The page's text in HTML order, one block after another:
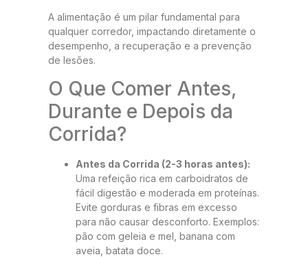
A alimentação é um pilar fundamental para
qualquer corredor, impactando diretamente o
desempenho, a recuperação e a prevenção
de lesões.
O Que Comer Antes,
Durante e Depois da
Corrida?
Antes da Corrida (2-3 horas antes):
Uma refeição rica em carboidratos de
fácil digestão e moderada em proteínas.
Evite gorduras e fibras em excesso
para não causar desconforto. Exemplos:
pão com geleia e mel, banana com
aveia, batata doce.